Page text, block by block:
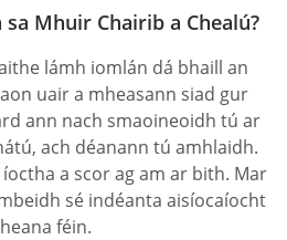
Mhuir Chairib a Chealú?
lámh iomlán dá bhaill an
uair a mheasann siad gur
ann nach smaoineoidh tú ar
ach déanann tú amhlaidh.
a scor ag am ar bith. Mar
sé indéanta aisíocaíocht
féin.